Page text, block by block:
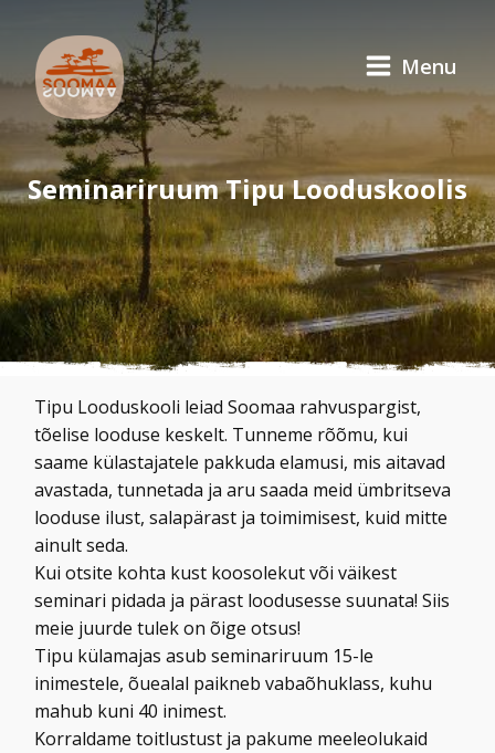
Menu
Seminariruum Tipu Looduskoolis
Tipu Looduskooli leiad Soomaa rahvuspargist,
tõelise looduse keskelt. Tunneme rõõmu, kui
saame külastajatele pakkuda elamusi, mis aitavad
avastada, tunnetada ja aru saada meid ümbritseva
looduse ilust, salapärast ja toimimisest, kuid mitte
ainult seda.
Kui otsite kohta kust koosolekut või väikest
seminari pidada ja pärast loodusesse suunata! Siis
meie juurde tulek on õige otsus!
Tipu külamajas asub seminariruum 15-le
inimestele, õuealal paikneb vabaõhuklass, kuhu
mahub kuni 40 inimest.
Korraldame toitlustust ja pakume meeleolukaid